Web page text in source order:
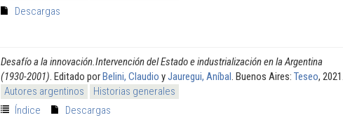
Descargas
Desafío a la innovación.Intervención del Estado e industrialización en la Argentina
(1930-2001) . Editado porBelini, Claudio yJauregui, Aníbal . Buenos Aires: Teseo, 2021.
Autores argentinos
Historias generales
Índice
Descargas